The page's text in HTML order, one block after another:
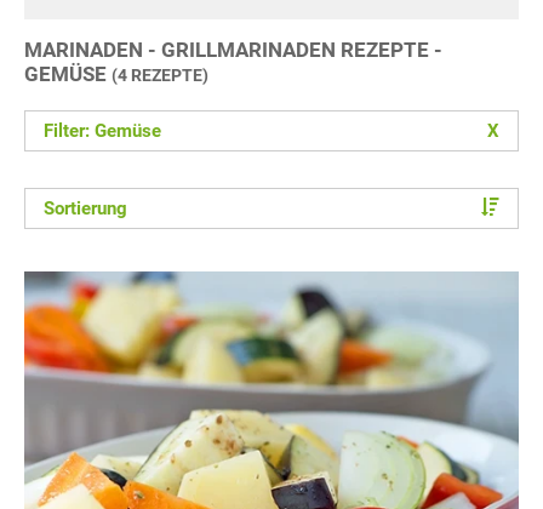
MARINADEN - GRILLMARINADEN REZEPTE -
GEMÜSE (4 REZEPTE)
Filter: Gemüse X
Sortierung